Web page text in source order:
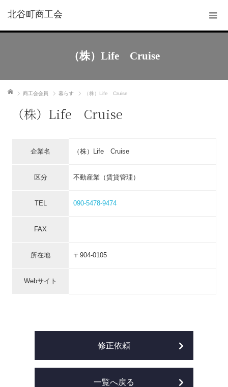
北谷町商工会
（株）Life Cruise
ホーム 商工会会員 暮らす （株）Life Cruise
（株）Life Cruise
企業名 （株）Life Cruise
区分 不動産業（賃貸管理）
TEL 090-5478-9474
FAX
所在地 〒904-0105
Webサイト
修正依頼
一覧へ戻る